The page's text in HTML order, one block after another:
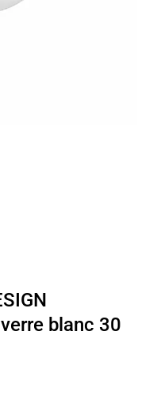
blanc 30